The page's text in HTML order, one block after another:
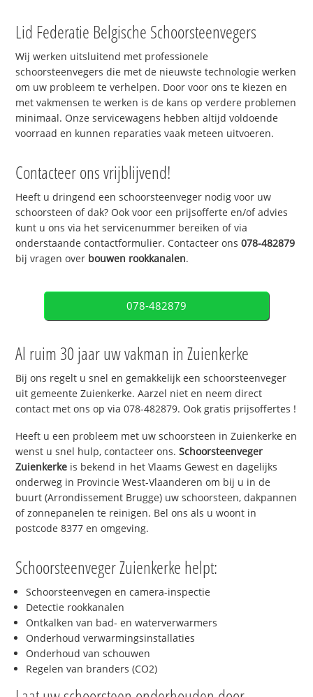
Lid Federatie Belgische Schoorsteenvegers
Wij werken uitsluitend met professionele
schoorsteenvegers die met de nieuwste technologie werken
om uw probleem te verhelpen. Door voor ons te kiezen en
met vakmensen te werken is de kans op verdere problemen
minimaal. Onze servicewagens hebben altijd voldoende
voorraad en kunnen reparaties vaak meteen uitvoeren.
Contacteer ons vrijblijvend!
Heeft u dringend een schoorsteenveger nodig voor uw
schoorsteen of dak? Ook voor een prijsofferte en/of advies
kunt u ons via het servicenummer bereiken of via
onderstaande contactformulier. Contacteer ons078-482879
bij vragen over bouwen rookkanalen.
078-482879
Al ruim 30 jaar uw vakman in Zuienkerke
Bij ons regelt u snel en gemakkelijk een schoorsteenveger
uit gemeente Zuienkerke. Aarzel niet en neem direct
contact met ons op via 078-482879. Ook gratis prijsoffertes !
Heeft u een probleem met uw schoorsteen in Zuienkerke en
wenst u snel hulp, contacteer ons.Schoorsteenveger
Zuienkerke is bekend in het Vlaams Gewest en dagelijks
onderweg in Provincie West-Vlaanderen om bij u in de
buurt (Arrondissement Brugge) uw schoorsteen, dakpannen
of zonnepanelen te reinigen. Bel ons als u woont in
postcode 8377 en omgeving.
Schoorsteenveger Zuienkerke helpt:
Schoorsteenvegen en camera-inspectie
Detectie rookkanalen
Ontkalken van bad- en waterverwarmers
Onderhoud verwarmingsinstallaties
Onderhoud van schouwen
Regelen van branders (CO2)